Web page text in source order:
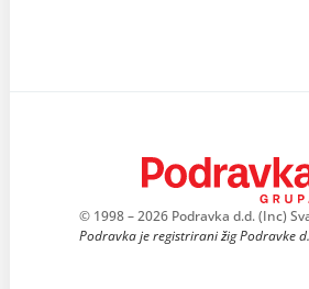
© 1998 – 2026 Podravka d.d. (Inc)
Podravka je registrirani žig Podravke